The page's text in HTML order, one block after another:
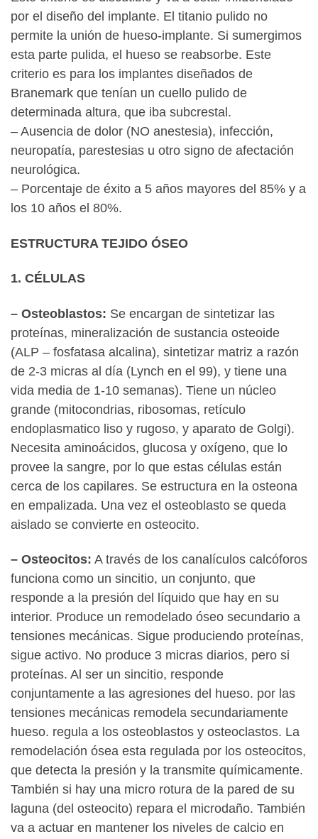
por el diseño del implante. El titanio pulido no
permite la unión de hueso-implante. Si sumergimos
esta parte pulida, el hueso se reabsorbe. Este
criterio es para los implantes diseñados de
Branemark que tenían un cuello pulido de
determinada altura, que iba subcrestal.
– Ausencia de dolor (NO anestesia), infección,
neuropatía, parestesias u otro signo de afectación
neurológica.
– Porcentaje de éxito a 5 años mayores del 85% y a
los 10 años el 80%.
ESTRUCTURA TEJIDO ÓSEO
1. CÉLULAS
– Osteoblastos: Se encargan de sintetizar las
proteínas, mineralización de sustancia osteoide
(ALP – fosfatasa alcalina), sintetizar matriz a razón
de 2-3 micras al día (Lynch en el 99), y tiene una
vida media de 1-10 semanas). Tiene un núcleo
grande (mitocondrias, ribosomas, retículo
endoplasmatico liso y rugoso, y aparato de Golgi).
Necesita aminoácidos, glucosa y oxígeno, que lo
provee la sangre, por lo que estas células están
cerca de los capilares. Se estructura en la osteona
en empalizada. Una vez el osteoblasto se queda
aislado se convierte en osteocito.
– Osteocitos: A través de los canalículos calcóforos
funciona como un sincitio, un conjunto, que
responde a la presión del líquido que hay en su
interior. Produce un remodelado óseo secundario a
tensiones mecánicas. Sigue produciendo proteínas,
sigue activo. No produce 3 micras diarios, pero si
proteínas. Al ser un sincitio, responde
conjuntamente a las agresiones del hueso. por las
tensiones mecánicas remodela secundariamente
hueso. regula a los osteoblastos y osteoclastos. La
remodelación ósea esta regulada por los osteocitos,
que detecta la presión y la transmite químicamente.
También si hay una micro rotura de la pared de su
laguna (del osteocito) repara el microdaño. También
va a actuar en mantener los niveles de calcio en